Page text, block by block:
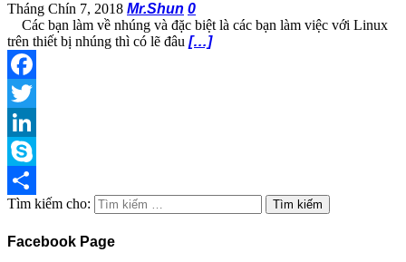
Tháng Chín 7, 2018 Mr.Shun 0
Các bạn làm về nhúng và đặc biệt là các bạn làm việc với Linux
trên thiết bị nhúng thì có lẽ đâu […]
Facebook
Twitter
LinkedIn
Skype
Share
Tìm kiếm cho:
Facebook Page